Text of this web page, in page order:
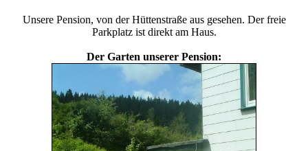
Unsere Pension, von der Hüttenstraße aus gesehen. Der freie
Parkplatz ist direkt am Haus.
Der Garten unserer Pension: